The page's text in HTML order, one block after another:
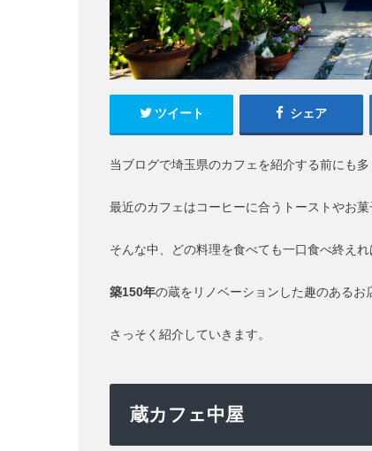
ツイート シェア
当ブログで埼玉県のカフェを紹介する前にも
最近のカフェはコーヒーに合うトーストやお
そんな中、どの料理を食べても一口食べ終え
築150年の蔵をリノベーションした趣のあるお
さっそく紹介していきます。
蔵カフェ中屋